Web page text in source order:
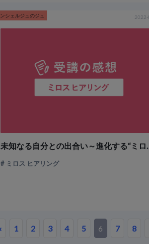
シェルジュのジュ
未知なる自分
ミロス ヒアリング
1 2 3 4 5 6 7 8